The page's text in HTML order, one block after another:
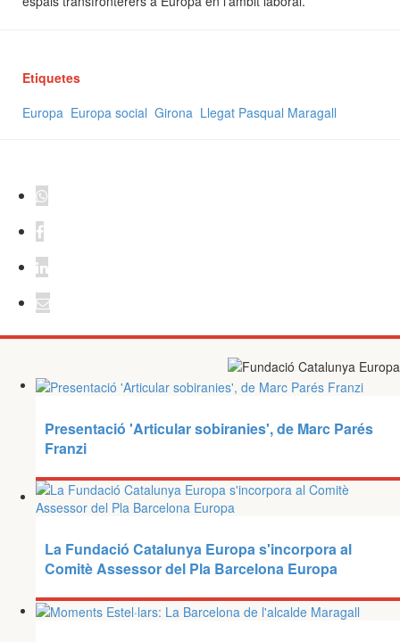
Etiquetes
Europa Europa social Girona Llegat Pasqual Maragall
Presentació 'Articular sobiranies', de Marc Parés
Franzi
La Fundació Catalunya Europa s'incorpora al
Comitè Assessor del Pla Barcelona Europa